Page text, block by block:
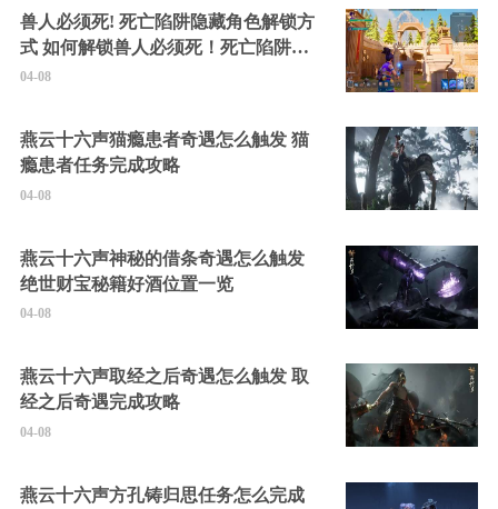
兽人必须死! 死亡陷阱隐藏角色解锁方
式 如何解锁兽人必须死！死亡陷阱中
的隐藏角色
04-08
燕云十六声猫瘾患者奇遇怎么触发 猫
瘾患者任务完成攻略
04-08
燕云十六声神秘的借条奇遇怎么触发
绝世财宝秘籍好酒位置一览
04-08
燕云十六声取经之后奇遇怎么触发 取
经之后奇遇完成攻略
04-08
燕云十六声方孔铸归思任务怎么完成